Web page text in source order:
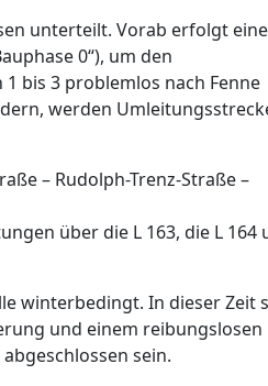
unterteilt. Vorab erfolgt eine
0“), um den
bis 3 problemlos nach Fenne
werden
– Rudolph-Trenz-Straße –
über die L 163, die L 164
winterbedingt. In dieser Zeit
und einem reibungslosen
sein.